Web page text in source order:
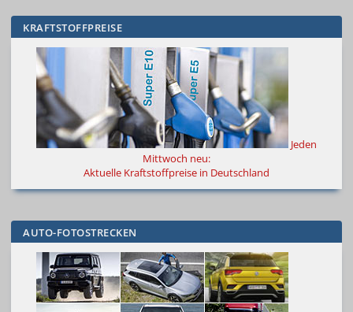
KRAFTSTOFFPREISE
Jeden
Mittwoch neu:
Aktuelle Kraftstoffpreise in Deutschland
AUTO-FOTOSTRECKEN